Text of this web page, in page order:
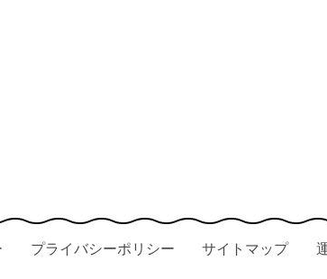
プライバシーポリシー サイトマップ